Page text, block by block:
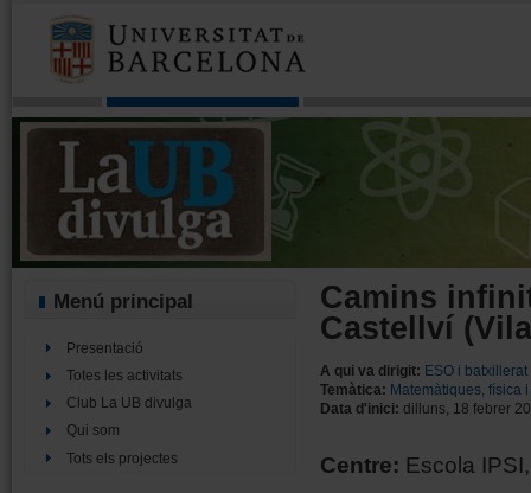
Menú principal
Presentació
Totes les activitats
Club La UB divulga
Qui som
Tots els projectes
Camins
Castellví
A qui va dirigit: ESO i batxillerat
Temàtica: Matemàtiques, física
Data d'inici: dilluns, 18 febrer
Centre: Escola